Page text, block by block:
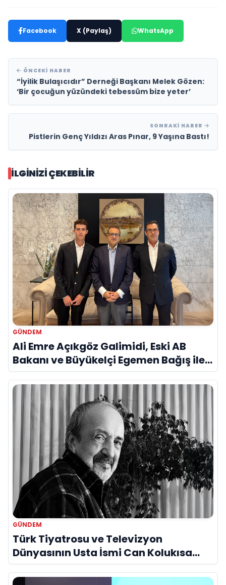
Facebook X (Paylaş) WhatsApp
ÖNCEKI HABER
“İyilik Bulaşıcıdır” Derneği Başkanı Melek Gözen:
‘Bir çocuğun yüzündeki tebessüm bize yeter’
SONRAKI HABER
Pistlerin Genç Yıldızı Aras Pınar, 9 Yaşına Bastı!
İLGINIZI ÇEKEBILIR
GÜNDEM
Ali Emre Açıkgöz Galimidi, Eski AB
Bakanı ve Büyükelçi Egemen Bağış ile
Bir Araya Geldi
GÜNDEM
Türk Tiyatrosu ve Televizyon
Dünyasının Usta İsmi Can Kolukısa
Hayatını Kaybetti